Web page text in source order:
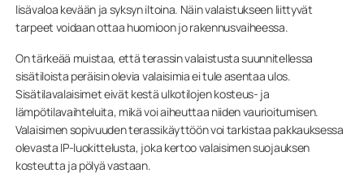
lisävaloa kevään ja syksyn iltoina. Näin valaistukseen liittyvät
tarpeet voidaan ottaa huomioon jo rakennusvaiheessa.
On tärkeää muistaa, että terassin valaistusta suunnitellessa
sisätiloista peräisin olevia valaisimia ei tule asentaa ulos.
Sisätilavalaisimet eivät kestä ulkotilojen kosteus- ja
lämpötilavaihteluita, mikä voi aiheuttaa niiden vaurioitumisen.
Valaisimen sopivuuden terassikäyttöön voi tarkistaa pakkauksessa
olevasta IP-luokittelusta, joka kertoo valaisimen suojauksen
kosteutta ja pölyä vastaan.